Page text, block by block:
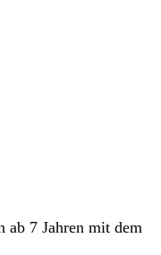
ab 7 Jahren mit dem